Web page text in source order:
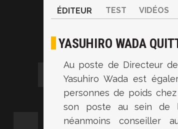
ÉDITEUR TEST VIDÉOS
YASUHIRO WADA
Au poste de Directeur
Yasuhiro Wada est
personnes de poids chez
son poste au sein de
néanmoins conseiller